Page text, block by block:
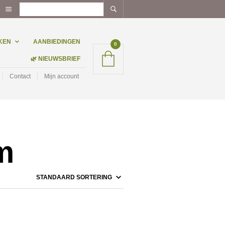
AANBIEDINGEN
🌿 NIEUWSBRIEF
Contact Mijn account
0